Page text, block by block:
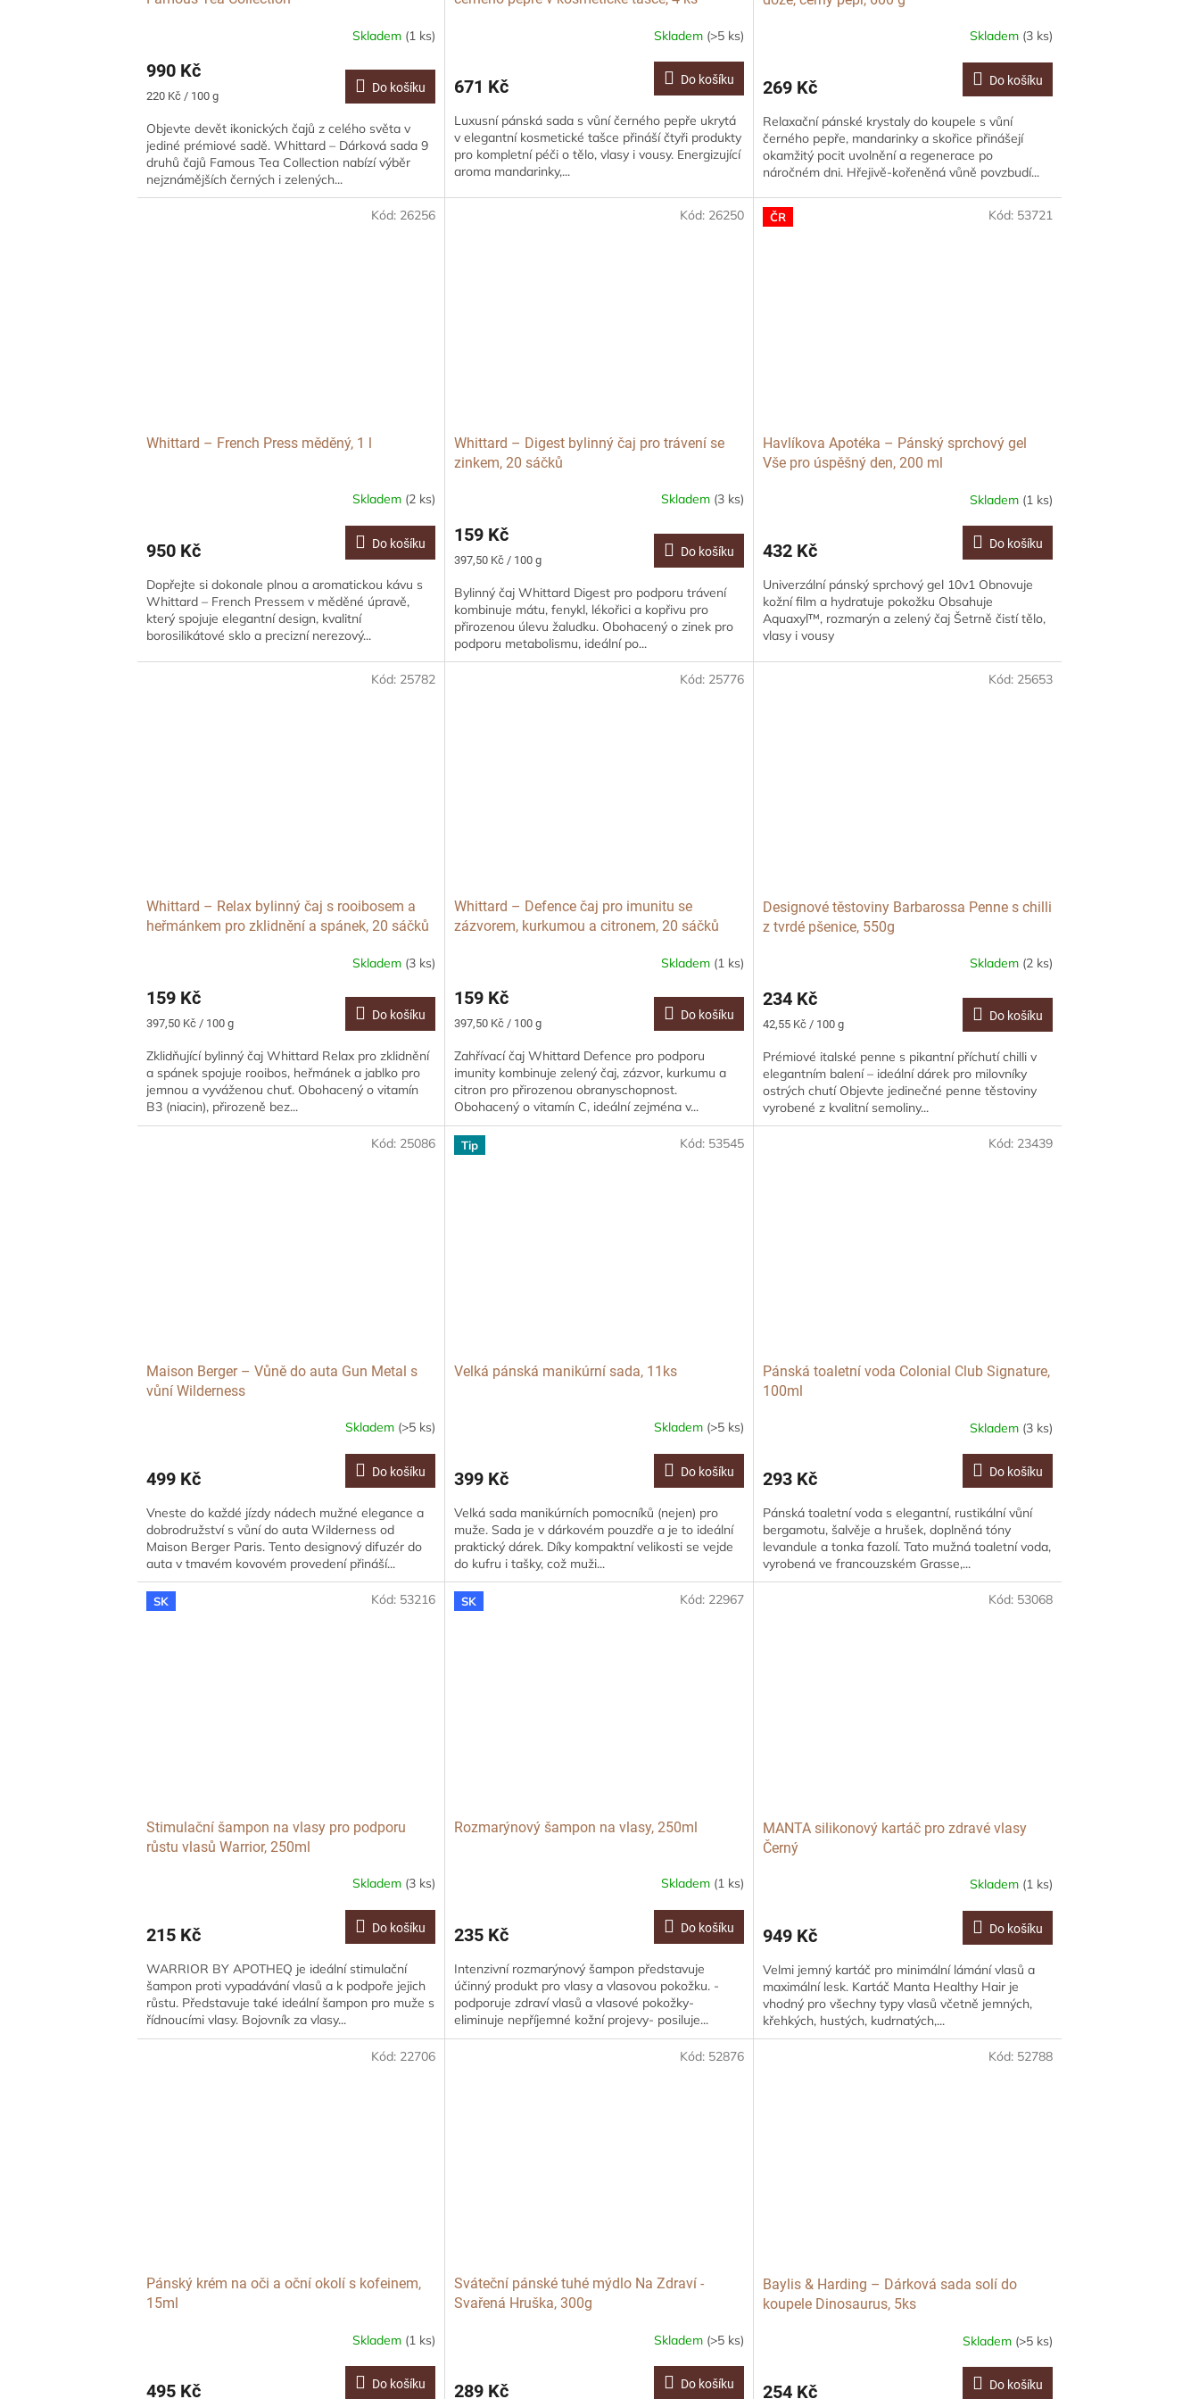
Skladem (1 ks)
990 Kč
Měrná
220 Kč / 100 g
Do košíku
Objevte devět ikonických čajů z celého světa v
jediné prémiové sadě. Whittard – Dárková sada 9
druhů čajů Famous Tea Collection nabízí výběr
nejznámějších černých i zelených...
Skladem (>5 ks)
671 Kč Do košíku
Luxusní pánská sada s vůní černého pepře ukrytá
v elegantní kosmetické tašce přináší čtyři produkty
pro kompletní péči o tělo, vlasy i vousy. Energizující
aroma mandarinky,...
Skladem (3 ks)
269 Kč Do košíku
Relaxační pánské krystaly do koupele s vůní
černého pepře, mandarinky a skořice přinášejí
okamžitý pocit uvolnění a regenerace po
náročném dni. Hřejivě-kořeněná vůně povzbudí...
Whittard – French Press měděný, 1 l
Skladem (2 ks)
950 Kč Do košíku
Dopřejte si dokonale plnou a aromatickou kávu s
Whittard – French Pressem v měděné úpravě,
který spojuje elegantní design, kvalitní
borosilikátové sklo a precizní nerezový...
Kód: 26256
Whittard – Digest bylinný čaj pro trávení se
zinkem, 20 sáčků
Skladem (3 ks)
159 Kč
Měrná
397,50 Kč / 100 g
Do košíku
Bylinný čaj Whittard Digest pro podporu trávení
kombinuje mátu, fenykl, lékořici a kopřivu pro
přirozenou úlevu žaludku. Obohacený o zinek pro
podporu metabolismu, ideální po...
Kód: 26250 ČR
Havlíkova Apotéka – Pánský sprchový gel
Vše pro úspěšný den, 200 ml
Skladem (1 ks)
432 Kč Do košíku
Univerzální pánský sprchový gel 10v1 Obnovuje
kožní film a hydratuje pokožku Obsahuje
Aquaxyl™, rozmarýn a zelený čaj Šetrně čistí tělo,
vlasy i vousy
Kód: 53721
Whittard – Relax bylinný čaj s rooibosem a
heřmánkem pro zklidnění a spánek, 20 sáčků
Skladem (3 ks)
159 Kč
Měrná
397,50 Kč / 100 g
Do košíku
Zklidňující bylinný čaj Whittard Relax pro zklidnění
a spánek spojuje rooibos, heřmánek a jablko pro
jemnou a vyváženou chuť. Obohacený o vitamín
B3 (niacin), přirozeně bez...
Kód: 25782
Whittard – Defence čaj pro imunitu se
zázvorem, kurkumou a citronem, 20 sáčků
Skladem (1 ks)
159 Kč
Měrná
397,50 Kč / 100 g
Do košíku
Zahřívací čaj Whittard Defence pro podporu
imunity kombinuje zelený čaj, zázvor, kurkumu a
citron pro přirozenou obranyschopnost.
Obohacený o vitamín C, ideální zejména v...
Kód: 25776
Designové těstoviny Barbarossa Penne s chilli
z tvrdé pšenice, 550g
Skladem (2 ks)
234 Kč
Měrná
42,55 Kč / 100 g
Do košíku
Prémiové italské penne s pikantní příchutí chilli v
elegantním balení – ideální dárek pro milovníky
ostrých chutí Objevte jedinečné penne těstoviny
vyrobené z kvalitní semoliny...
Kód: 25653
Maison Berger – Vůně do auta Gun Metal s
vůní Wilderness
Skladem (>5 ks)
499 Kč Do košíku
Vneste do každé jízdy nádech mužné elegance a
dobrodružství s vůní do auta Wilderness od
Maison Berger Paris. Tento designový difuzér do
auta v tmavém kovovém provedení přináší...
Kód: 25086 Tip
Velká pánská manikúrní sada, 11ks
Skladem (>5 ks)
399 Kč Do košíku
Velká sada manikúrních pomocníků (nejen) pro
muže. Sada je v dárkovém pouzdře a je to ideální
praktický dárek. Díky kompaktní velikosti se vejde
do kufru i tašky, což muži...
Kód: 53545
Pánská toaletní voda Colonial Club Signature,
100ml
Skladem (3 ks)
293 Kč Do košíku
Pánská toaletní voda s elegantní, rustikální vůní
bergamotu, šalvěje a hrušek, doplněná tóny
levandule a tonka fazolí. Tato mužná toaletní voda,
vyrobená ve francouzském Grasse,...
Kód: 23439
SK
Stimulační šampon na vlasy pro podporu
růstu vlasů Warrior, 250ml
Skladem (3 ks)
215 Kč Do košíku
WARRIOR BY APOTHEQ je ideální stimulační
šampon proti vypadávání vlasů a k podpoře jejich
růstu. Představuje také ideální šampon pro muže s
řídnoucími vlasy. Bojovník za vlasy...
Kód: 53216 SK
Rozmarýnový šampon na vlasy, 250ml
Skladem (1 ks)
235 Kč Do košíku
Intenzivní rozmarýnový šampon představuje
účinný produkt pro vlasy a vlasovou pokožku. -
podporuje zdraví vlasů a vlasové pokožky-
eliminuje nepříjemné kožní projevy- posiluje...
Kód: 22967
MANTA silikonový kartáč pro zdravé vlasy
Černý
Skladem (1 ks)
949 Kč Do košíku
Velmi jemný kartáč pro minimální lámání vlasů a
maximální lesk. Kartáč Manta Healthy Hair je
vhodný pro všechny typy vlasů včetně jemných,
křehkých, hustých, kudrnatých,...
Kód: 53068
Pánský krém na oči a oční okolí s kofeinem,
15ml
Skladem (1 ks)
495 Kč Do košíku
Kód: 22706
Sváteční pánské tuhé mýdlo Na Zdraví -
Svařená Hruška, 300g
Skladem (>5 ks)
289 Kč Do košíku
Kód: 52876
Baylis & Harding – Dárková sada solí do
koupele Dinosaurus, 5ks
Skladem (>5 ks)
254 Kč Do košíku
Kód: 52788